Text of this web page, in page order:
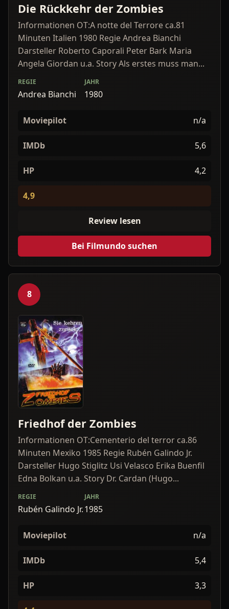
Die Rückkehr der Zombies
Informationen OT:A notte del Terrore ca.81
Minuten Italien 1980 Regie Andrea Bianchi
Darsteller Roberto Caporali Peter Bark Maria
Angela Giordan u.a. Story Als erstes muss man...
REGIE
Andrea Bianchi
JAHR
1980
Moviepilot n/a
IMDb 5,6
HP 4,2
4,9
Review lesen
Bei Filmundo suchen
8
Friedhof der Zombies
Informationen OT:Cementerio del terror ca.86
Minuten Mexiko 1985 Regie Rubén Galindo Jr.
Darsteller Hugo Stiglitz Usi Velasco Erika Buenfil
Edna Bolkan u.a. Story Dr. Cardan (Hugo...
REGIE
Rubén Galindo Jr.
JAHR
1985
Moviepilot n/a
IMDb 5,4
HP 3,3